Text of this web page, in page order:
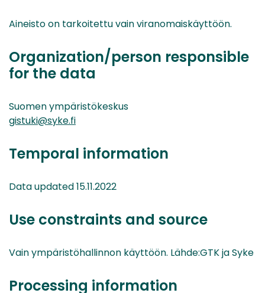
Aineisto on tarkoitettu vain viranomaiskäyttöön.
Organization/person responsible
for the data
Suomen ympäristökeskus
gistuki@syke.fi
Temporal information
Data updated 15.11.2022
Use constraints and source
Vain ympäristöhallinnon käyttöön. Lähde:GTK ja Syke
Processing information